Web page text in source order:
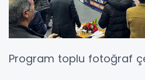
Program toplu fotoğraf